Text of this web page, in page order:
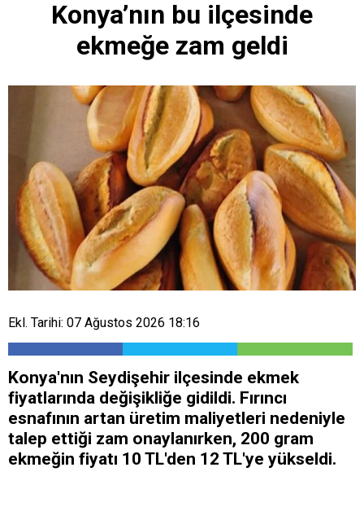
Konya’nın bu ilçesinde
ekmeğe zam geldi
Ekl. Tarihi: 07 Ağustos 2026 18:16
Konya'nın Seydişehir ilçesinde ekmek
fiyatlarında değişikliğe gidildi. Fırıncı
esnafının artan üretim maliyetleri nedeniyle
talep ettiği zam onaylanırken, 200 gram
ekmeğin fiyatı 10 TL'den 12 TL'ye yükseldi.